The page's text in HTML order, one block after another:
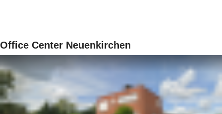
Office Center Neuenkirchen